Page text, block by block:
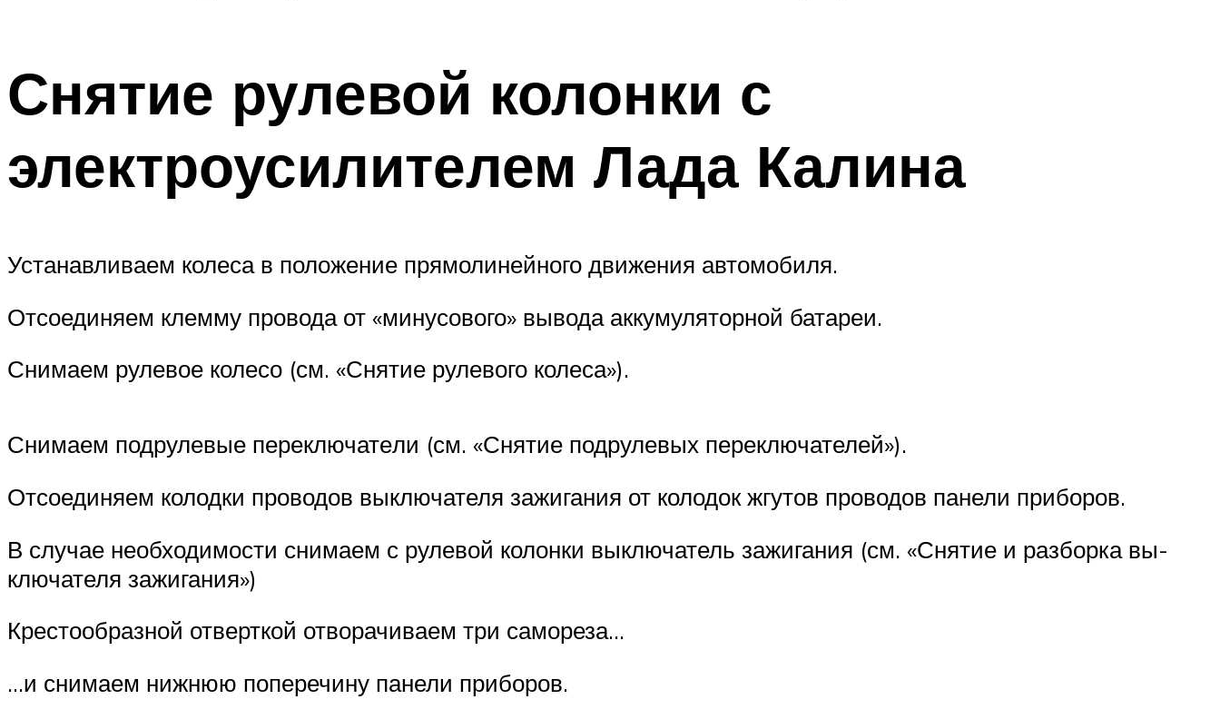
Снятие рулевой колонки с
электроусилителем Лада Калина
Устанавливаем колеса в положение прямолинейного движения автомо­биля.
Отсоединяем клемму провода от «минусового» вывода аккумулятор­ной батареи.
Снимаем рулевое колесо (см. «Сня­тие рулевого колеса»).
Снимаем подрулевые переключате­ли (см. «Снятие подрулевых пере­ключателей»).
Отсоединяем колодки проводов вы­ключателя зажигания от колодок жгу­тов проводов панели приборов.
В случае необходимости снимаем с рулевой колонки выключатель за­жигания (см. «Снятие и разборка вы­
ключателя зажигания»)
Крестообразной отверткой отво­рачиваем три самореза…
…и снимаем нижнюю поперечи­ну панели приборов.